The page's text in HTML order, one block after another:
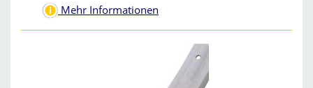
Mehr Informationen